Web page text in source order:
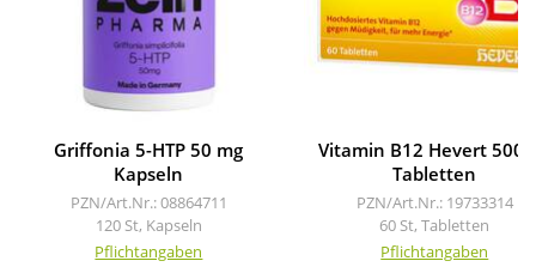
Griffonia 5-HTP 50 mg
Kapseln
PZN/Art.Nr.: 08864711
120 St, Kapseln
Pflichtangaben
Vitamin B12 Hevert 500
Tabletten
PZN/Art.Nr.: 19733314
60 St, Tabletten
Pflichtangaben